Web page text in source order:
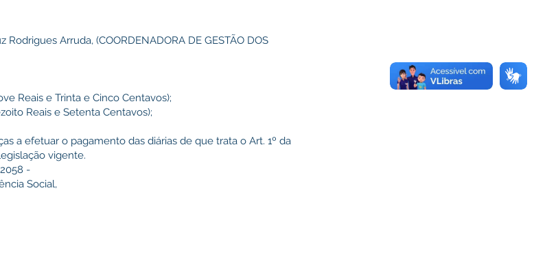
Arruda, (COORDENADORA DE GESTÃO DOS
Reais e Trinta e Cinco Centavos);
Reais e Setenta Centavos);
a efetuar o pagamento das diárias de que trata o Art. 1º da
vigente.
-
Social,